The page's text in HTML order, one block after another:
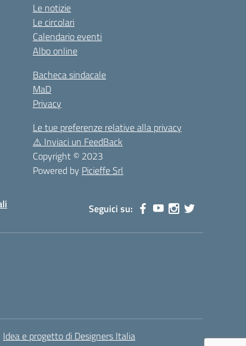
Le notizie
Le circolari
Calendario eventi
Albo online
Bacheca sindacale
MaD
Privacy
Le tue preferenze relative alla privacy
⚠️ Inviaci un FeedBack
Copyright © 2023
Powered by Picieffe Srl
Seguici su:
Idea e progetto di Designers Italia